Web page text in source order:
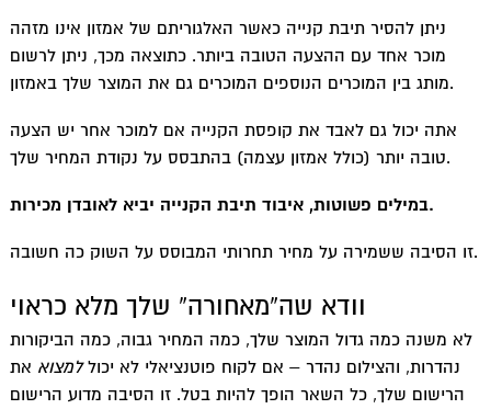
ניתן להסיר תיבת קנייה כאשר האלגוריתם של אמזון אינו מזהה
מוכר אחד עם ההצעה הטובה ביותר. כתוצאה מכך, ניתן לרשום
מותג בין המוכרים הנוספים המוכרים גם את המוצר שלך באמזון.
אתה יכול גם לאבד את קופסת הקנייה אם למוכר אחר יש הצעה
טובה יותר (כולל אמזון עצמה) בהתבסס על נקודת המחיר שלך.
במילים פשוטות, איבוד תיבת הקנייה יביא לאובדן מכירות.
זו הסיבה ששמירה על מחיר תחרותי המבוסס על השוק כה חשובה.
וודא שה”מאחורה” שלך מלא כראוי
לא משנה כמה גדול המוצר שלך, כמה המחיר גבוה, כמה הביקורות
נהדרות, והצילום נהדר – אם לקוח פוטנציאלי לא יכוללמצוא את
הרישום שלך, כל השאר הופך להיות בטל. זו הסיבה מדוע הרישום